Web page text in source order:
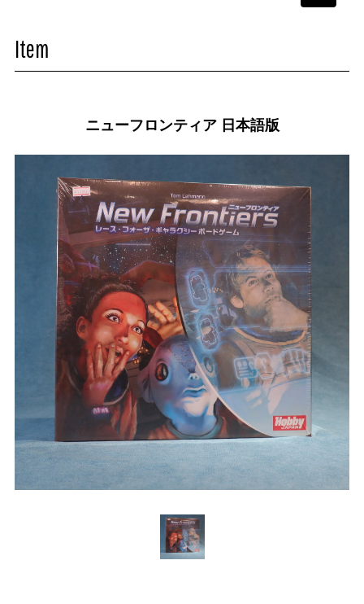
Item
ニューフロンティア 日本語版